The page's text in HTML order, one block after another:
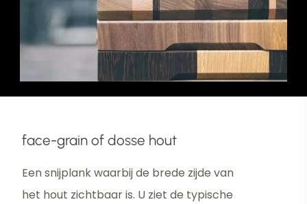
face-grain of dosse hout
Een snijplank waarbij de brede zijde van
het hout zichtbaar is. U ziet de typische